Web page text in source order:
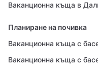
Ваканционна къща в
Планиране на почивка
Ваканционна къща с
Ваканционна къща с